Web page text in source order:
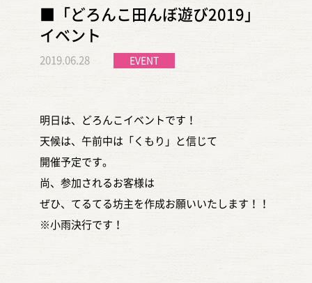
■「どろんこ田んぼ遊び2019」
イベント
2019.06.28 EVENT
明日は、どろんこイベントです！
天候は、午前中は「くもり」と信じて
開催予定です。
尚、参加されるお客様は
ぜひ、てるてる坊主を作成お願いいたします！！
※小雨決行です！